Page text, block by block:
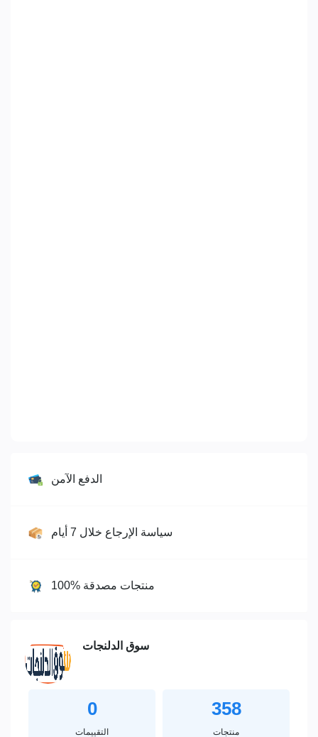
الدفع الآمن
سياسة الإرجاع خلال 7 أيام
100% منتجات مصدقة
سوق الدلنجات
0
التقييمات
358
منتجات